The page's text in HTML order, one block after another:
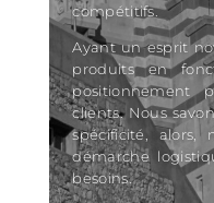
compétitifs.
Ayant un esprit
produits en
positionnement
clients. Nous
spécificité, alors,
démarche
besoins.